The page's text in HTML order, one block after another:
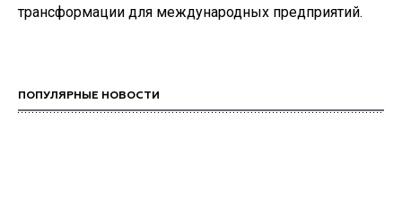
трансформации для международных предприятий.
ПОПУЛЯРНЫЕ НОВОСТИ